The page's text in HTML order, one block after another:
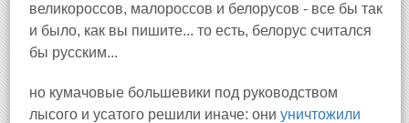
великороссов, малороссов и белорусов - все бы так
и было, как вы пишите... то есть, белорус считался
бы русским...
но кумачовые большевики под руководством
лысого и усатого решили иначе: они уничтожили